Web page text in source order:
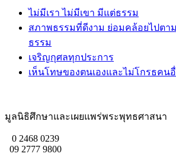
ไม่มีเรา ไม่มีเขา มีแต่ธรรม
สภาพธรรมที่ดีงาม ย่อมคล้อยไปตา
ธรรม
เจริญกุศลทุกประการ
เห็นโทษของตนเองและไม่โกรธคน
มูลนิธิศึกษาและเผยแพร่พระพุทธศาสนา
0 2468 0239
09 2777 9800